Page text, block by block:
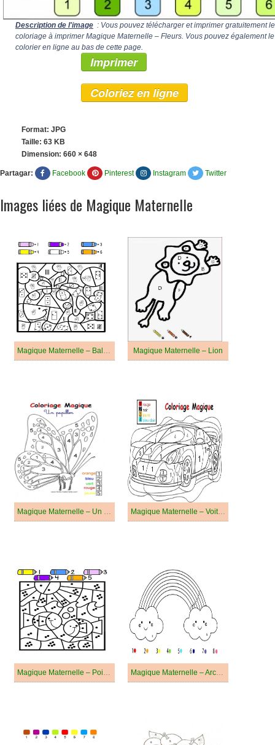
Description de l'image : Vous pouvez télécharger et imprimer gratuitement le
coloriage à imprimer Magique Maternelle – Fleurs. Vous pouvez également le
colorier en ligne au bas de cette page.
Imprimer
Coloriez en ligne
Format: JPG
Taille: 63 KB
Dimension: 660 × 648
Partagar: Facebook Pinterest Instagram Twitter
Images liées de Magique Maternelle
Magique Maternelle – Baleine Magique Maternelle – Lion
Magique Maternelle – Un Papillon Magique Maternelle – Voiture
Magique Maternelle – Poissons Magique Maternelle – Arc-en-ciel